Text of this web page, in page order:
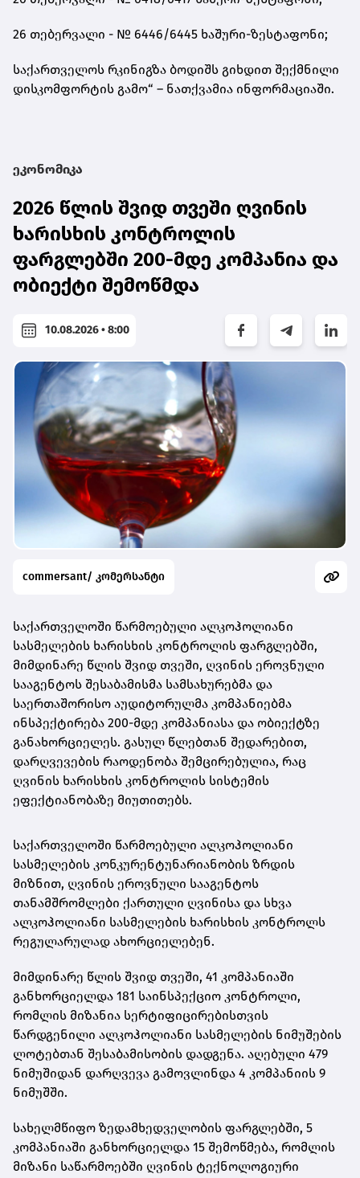
26 თებერვალი - № 6446/6445 ხაშური-ზესტაფონი;
საქართველოს რკინიგზა ბოდიშს გიხდით შექმნილი
დისკომფორტის გამო“ – ნათქვამია ინფორმაციაში.
ეკონომიკა
2026 წლის შვიდ თვეში ღვინის
ხარისხის კონტროლის
ფარგლებში 200-მდე კომპანია და
ობიექტი შემოწმდა
10.08.2026 • 8:00
commersant/ კომერსანტი
საქართველოში წარმოებული ალკოჰოლიანი
სასმელების ხარისხის კონტროლის ფარგლებში,
მიმდინარე წლის შვიდ თვეში, ღვინის ეროვნული
სააგენტოს შესაბამისმა სამსახურებმა და
საერთაშორისო აუდიტორულმა კომპანიებმა
ინსპექტირება 200-მდე კომპანიასა და ობიექტზე
განახორციელეს. გასულ წლებთან შედარებით,
დარღვევების რაოდენობა შემცირებულია, რაც
ღვინის ხარისხის კონტროლის სისტემის
ეფექტიანობაზე მიუთითებს.
საქართველოში წარმოებული ალკოჰოლიანი
სასმელების კონკურენტუნარიანობის ზრდის
მიზნით, ღვინის ეროვნული სააგენტოს
თანამშრომლები ქართული ღვინისა და სხვა
ალკოჰოლიანი სასმელების ხარისხის კონტროლს
რეგულარულად ახორციელებენ.
მიმდინარე წლის შვიდ თვეში, 41 კომპანიაში
განხორციელდა 181 საინსპექციო კონტროლი,
რომლის მიზანია სერტიფიცირებისთვის
წარდგენილი ალკოჰოლიანი სასმელების ნიმუშების
ლოტებთან შესაბამისობის დადგენა. აღებული 479
ნიმუშიდან დარღვევა გამოვლინდა 4 კომპანიის 9
ნიმუშში.
სახელმწიფო ზედამხედველობის ფარგლებში, 5
კომპანიაში განხორციელდა 15 შემოწმება, რომლის
მიზანი საწარმოებში ღვინის ტექნოლოგიური